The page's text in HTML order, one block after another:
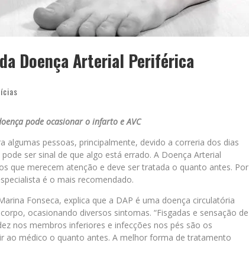
Doença Arterial Periférica
pode ocasionar o infarto e AVC
pessoas, principalmente, devido a correria dos dias
ser sinal de que algo está errado. A Doença Arterial
que merecem atenção e deve ser tratada o quanto antes. Por
é o mais recomendado.
Fonseca, explica que a DAP é uma doença circulatória
ocasionando diversos sintomas. “Fisgadas e sensação de
nos membros inferiores e infecções nos pés são os
ao médico o quanto antes. A melhor forma de tratamento